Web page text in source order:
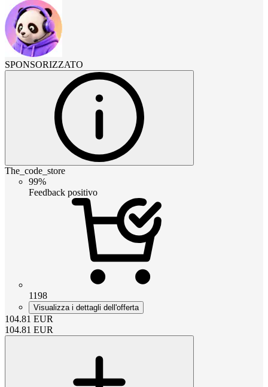
SPONSORIZZATO
The_code_store
99%
Feedback positivo
1198
Visualizza i dettagli dell'offerta
104.81 EUR
104.81 EUR